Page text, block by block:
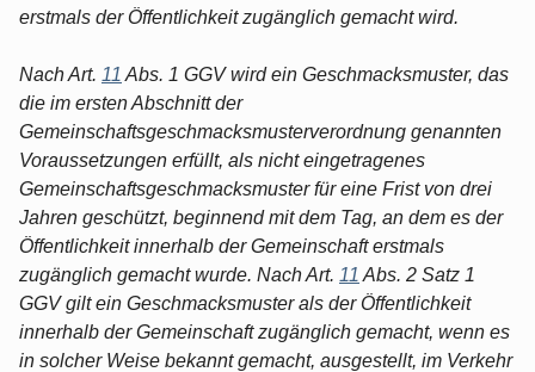
erstmals der Öffentlichkeit zugänglich gemacht wird.
Nach Art. 11 Abs. 1 GGV wird ein Geschmacksmuster, das
die im ersten Abschnitt der
Gemeinschaftsgeschmacksmusterverordnung genannten
Voraussetzungen erfüllt, als nicht eingetragenes
Gemeinschaftsgeschmacksmuster für eine Frist von drei
Jahren geschützt, beginnend mit dem Tag, an dem es der
Öffentlichkeit innerhalb der Gemeinschaft erstmals
zugänglich gemacht wurde. Nach Art. 11 Abs. 2 Satz 1
GGV gilt ein Geschmacksmuster als der Öffentlichkeit
innerhalb der Gemeinschaft zugänglich gemacht, wenn es
in solcher Weise bekannt gemacht, ausgestellt, im Verkehr